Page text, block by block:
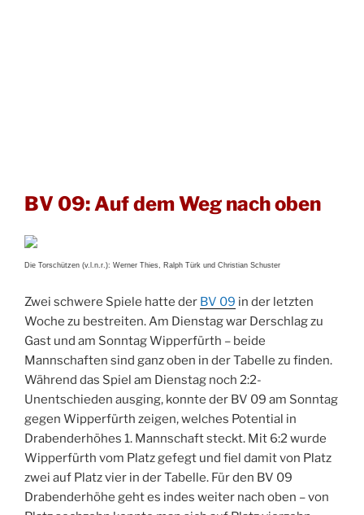
BV 09: Auf dem Weg nach oben
Die Torschützen (v.l.n.r.): Werner Thies, Ralph Türk und Christian Schuster
Zwei schwere Spiele hatte der BV 09 in der letzten
Woche zu bestreiten. Am Dienstag war Derschlag zu
Gast und am Sonntag Wipperfürth – beide
Mannschaften sind ganz oben in der Tabelle zu finden.
Während das Spiel am Dienstag noch 2:2-
Unentschieden ausging, konnte der BV 09 am Sonntag
gegen Wipperfürth zeigen, welches Potential in
Drabenderhöhes 1. Mannschaft steckt. Mit 6:2 wurde
Wipperfürth vom Platz gefegt und fiel damit von Platz
zwei auf Platz vier in der Tabelle. Für den BV 09
Drabenderhöhe geht es indes weiter nach oben – von